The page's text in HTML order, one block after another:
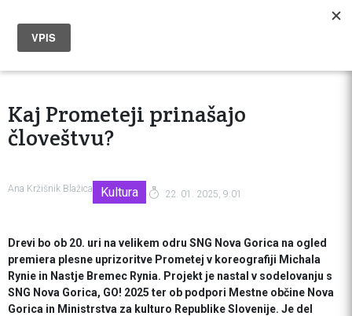
Kaj Prometeji prinašajo
človeštvu?
Ana Kržišnik Blažica Kultura 22. 01. 2025, 9:01
Drevi bo ob 20. uri na velikem odru SNG Nova Gorica na ogled
premiera plesne uprizoritve Prometej v koreografiji Michala
Rynie in Nastje Bremec Rynia. Projekt je nastal v sodelovanju s
SNG Nova Gorica, GO! 2025 ter ob podpori Mestne občine Nova
Gorica in Ministrstva za kulturo Republike Slovenije. Je del